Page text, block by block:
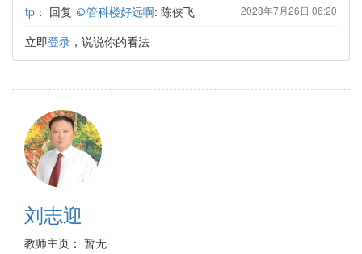
tp ： 回复 ＠管科楼好远啊: 陈侠飞 2023年7月26日 06:20
立即登录 ，说说你的看法
刘志迎
教师主页： 暂无